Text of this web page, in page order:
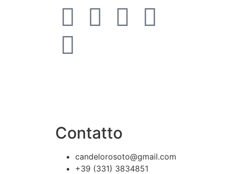
Contatto
candelorosoto@gmail.com
+39 (331) 3834851